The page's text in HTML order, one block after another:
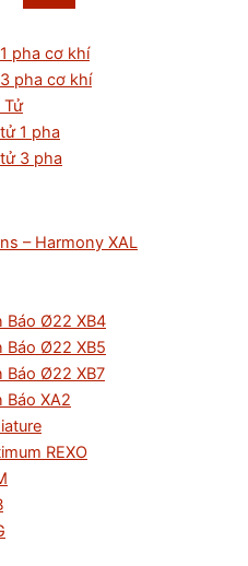
pha cơ khí
pha cơ khí
Tử
1 pha
3 pha
– Harmony XAL
Báo Ø22 XB4
Báo Ø22 XB5
Báo Ø22 XB7
Báo XA2
REXO